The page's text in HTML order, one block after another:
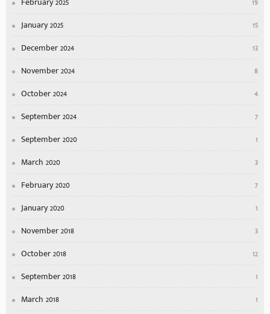
January 2025
15
December 2024
13
November 2024
8
October 2024
4
September 2024
7
September 2020
1
March 2020
3
February 2020
7
January 2020
1
November 2018
3
October 2018
12
September 2018
1
March 2018
1